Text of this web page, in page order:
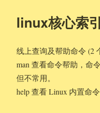
linux核心索引
线上查询及帮助命令 (2
man 查看命令帮助，命
但不常用。
help 查看 Linux 内置命